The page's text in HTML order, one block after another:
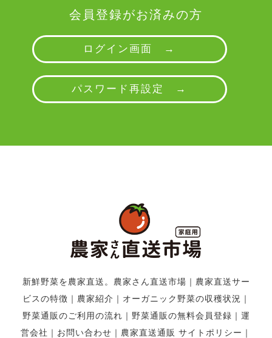
会員登録がお済みの方
ログイン画面 →
パスワード再設定 →
新鮮野菜を農家直送。農家さん直送市場 ｜ 農家直送サー
ビスの特徴 ｜ 農家紹介 ｜ オーガニック野菜の収穫状況 ｜
野菜通販のご利用の流れ ｜ 野菜通販の無料会員登録 ｜ 運
営会社 ｜ お問い合わせ ｜ 農家直送通販 サイトポリシー ｜